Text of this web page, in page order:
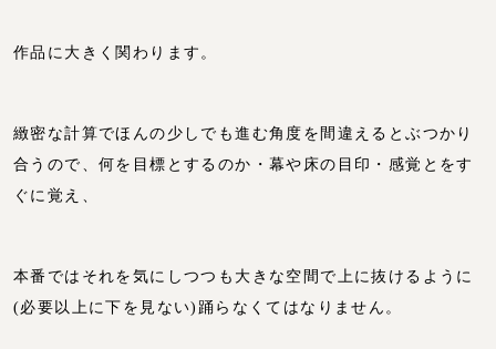
作品に大きく関わります。
緻密な計算でほんの少しでも進む角度を間違えるとぶつかり
合うので、何を目標とするのか・幕や床の目印・感覚とをす
ぐに覚え、
本番ではそれを気にしつつも大きな空間で上に抜けるように
(必要以上に下を見ない)踊らなくてはなりません。